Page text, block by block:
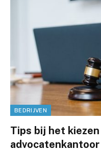
BEDRIJVEN
Tips bij het kiezen